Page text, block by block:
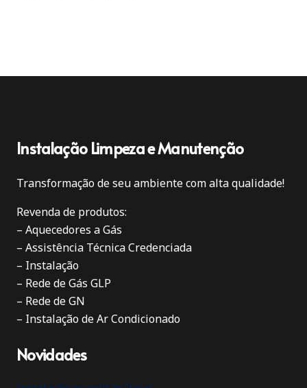
Instalação Limpeza e Manutenção
Transformação de seu ambiente com alta qualidade!
Revenda de produtos:
– Aquecedores a Gás
– Assistência Técnica Credenciada
– Instalação
– Rede de Gás GLP
– Rede de GN
– Instalação de Ar Condicionado
Novidades